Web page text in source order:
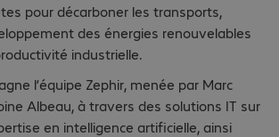
pour décarboner les transports,
des énergies renouvelables
industrielle.
l’équipe Zephir, menée par Marc
Albeau, à travers des solutions IT sur
en intelligence artificielle, ainsi